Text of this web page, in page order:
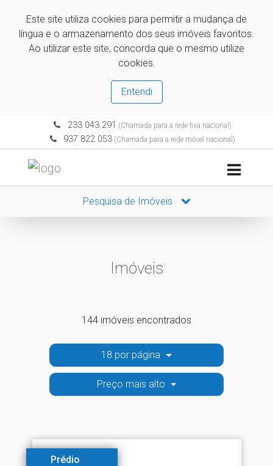
Este site utiliza cookies para permitir a mudança de
língua e o armazenamento dos seus imóveis favoritos.
Ao utilizar este site, concorda que o mesmo utilize
cookies.
Entendi
233 043 291 (Chamada para a rede fixa nacional)
937 822 053 (Chamada para a rede móvel nacional)
Pesquisa de Imóveis
Imóveis
144 imóveis encontrados
18 por página
Preço mais alto
Prédio